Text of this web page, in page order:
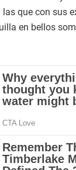
que con sus
en bellos